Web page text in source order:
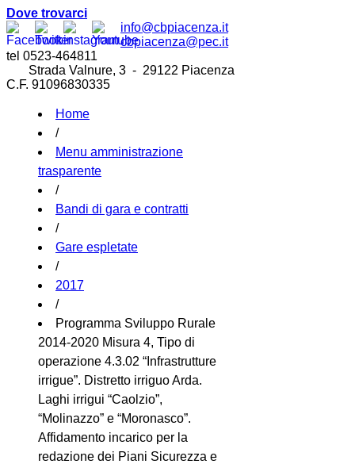
Dove trovarci
info@cbpiacenza.it
cbpiacenza@pec.it
tel 0523-464811
Strada Valnure, 3 - 29122 Piacenza
C.F. 91096830335
Home
/
Menu amministrazione
trasparente
/
Bandi di gara e contratti
/
Gare espletate
/
2017
/
Programma Sviluppo Rurale
2014-2020 Misura 4, Tipo di
operazione 4.3.02 “Infrastrutture
irrigue”. Distretto irriguo Arda.
Laghi irrigui “Caolzio”,
“Molinazzo” e “Moronasco”.
Affidamento incarico per la
redazione dei Piani Sicurezza e